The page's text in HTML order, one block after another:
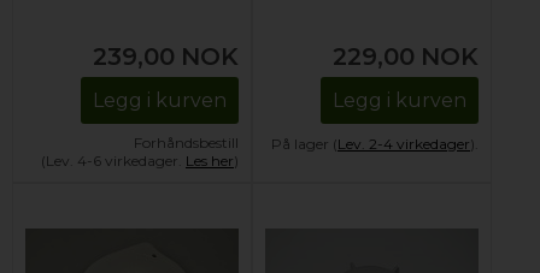
239,00 NOK
Legg i kurven
Forhåndsbestill
(Lev. 4-6 virkedager. Les her)
229,00 NOK
Legg i kurven
På lager (Lev. 2-4 virkedager).